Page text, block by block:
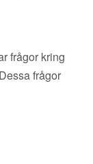
frågor kring
frågor